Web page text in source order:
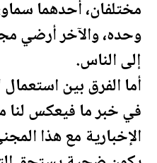
مختلفان، أحدهما
وحده، والآخر أرضي
إلى الناس.
أما الفرق بين
في خبر ما فيعكس
الإخبارية مع هذا